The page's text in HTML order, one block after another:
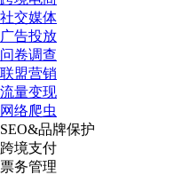
社交媒体
广告投放
问卷调查
联盟营销
流量变现
网络爬虫
SEO&品牌保护
跨境支付
票务管理